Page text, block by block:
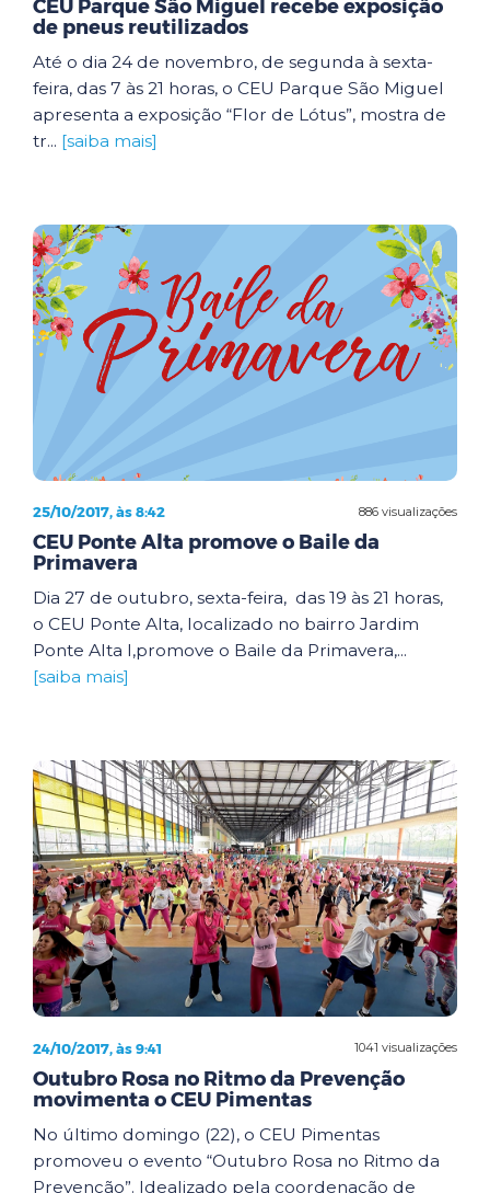
CEU Parque São Miguel recebe exposição
de pneus reutilizados
Até o dia 24 de novembro, de segunda à sexta-
feira, das 7 às 21 horas, o CEU Parque São Miguel
apresenta a exposição “Flor de Lótus”, mostra de
tr... [saiba mais]
886 visualizações
25/10/2017, às 8:42
CEU Ponte Alta promove o Baile da
Primavera
Dia 27 de outubro, sexta-feira, das 19 às 21 horas,
o CEU Ponte Alta, localizado no bairro Jardim
Ponte Alta I,promove o Baile da Primavera,...
[saiba mais]
1041 visualizações
24/10/2017, às 9:41
Outubro Rosa no Ritmo da Prevenção
movimenta o CEU Pimentas
No último domingo (22), o CEU Pimentas
promoveu o evento “Outubro Rosa no Ritmo da
Prevenção”. Idealizado pela coordenação de